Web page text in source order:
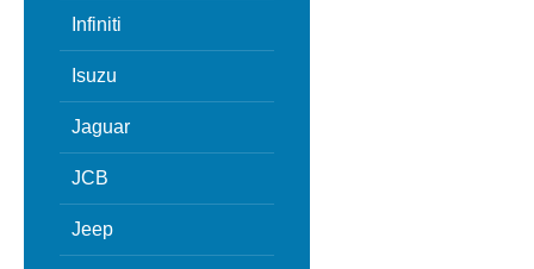
Infiniti
Isuzu
Jaguar
JCB
Jeep